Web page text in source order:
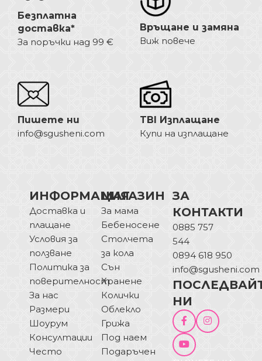
Безплатна
доставка*
За поръчки над 99 €
Връщане и замяна
Виж повече
Пишете ни
info@sgusheni.com
TBI Изплащане
Купи на изплащане
ИНФОРМАЦИЯ
Доставка и
плащане
Условия за
ползване
Политика за
поверителност
За нас
Размери
Шоурум
Консултации
Често
МАГАЗИН
За мама
Бебеносене
Столчета
за кола
Сън
Хранене
Колички
Облекло
Грижа
Под наем
Подаръчен
ЗА
КОНТАКТИ
0885 757
544
0894 618 950
info@sgusheni.com
НИ